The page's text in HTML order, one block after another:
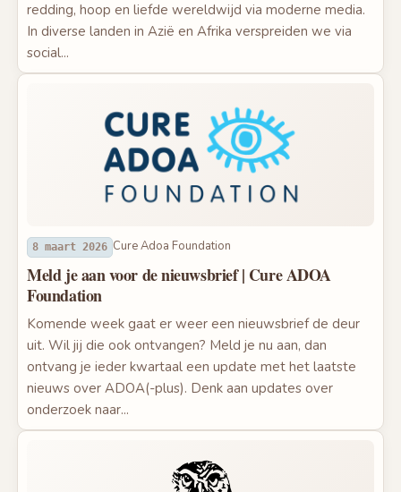
redding, hoop en liefde wereldwijd via moderne media.
In diverse landen in Azië en Afrika verspreiden we via
social...
8 maart 2026 Cure Adoa Foundation
Meld je aan voor de nieuwsbrief | Cure ADOA
Foundation
Komende week gaat er weer een nieuwsbrief de deur
uit. Wil jij die ook ontvangen? Meld je nu aan, dan
ontvang je ieder kwartaal een update met het laatste
nieuws over ADOA(-plus). Denk aan updates over
onderzoek naar...